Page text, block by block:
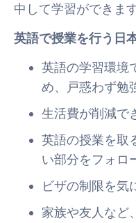
中して学習ができます
英語で授業を行う日
英語の学習環境
め、戸惑わず勉
生活費が削減で
英語の授業を取
い部分をフォロ
ビザの制限を気
家族や友人など